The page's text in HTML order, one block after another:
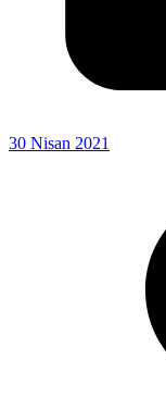
30 Nisan 2021